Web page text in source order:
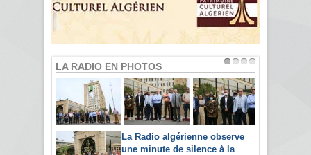
LA RADIO EN PHOTOS
La Radio algérienne observe
une minute de silence à la